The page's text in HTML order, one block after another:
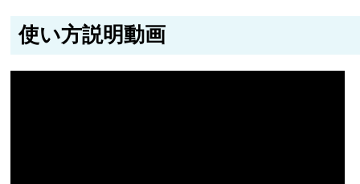
使い方説明動画